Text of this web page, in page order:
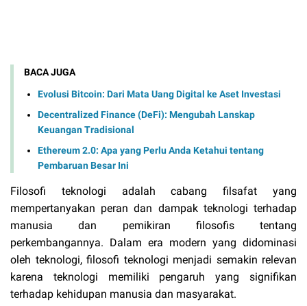
BACA JUGA
Evolusi Bitcoin: Dari Mata Uang Digital ke Aset Investasi
Decentralized Finance (DeFi): Mengubah Lanskap
Keuangan Tradisional
Ethereum 2.0: Apa yang Perlu Anda Ketahui tentang
Pembaruan Besar Ini
Filosofi teknologi adalah cabang filsafat yang
mempertanyakan peran dan dampak teknologi terhadap
manusia dan pemikiran filosofis tentang
perkembangannya. Dalam era modern yang didominasi
oleh teknologi, filosofi teknologi menjadi semakin relevan
karena teknologi memiliki pengaruh yang signifikan
terhadap kehidupan manusia dan masyarakat.